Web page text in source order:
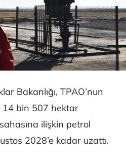
Bakanlığı, TPAO’nun
14 bin 507 hektar
ilişkin petrol
2028’e kadar uzattı.